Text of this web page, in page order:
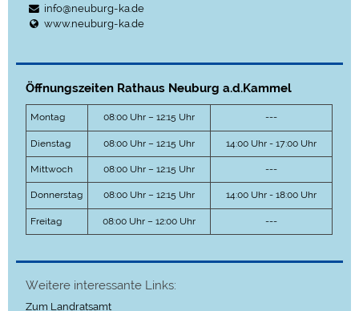
info@neuburg-ka.de
www.neuburg-ka.de
Öffnungszeiten Rathaus Neuburg a.d.Kammel
Montag 08:00 Uhr – 12:15 Uhr ---
Dienstag 08:00 Uhr – 12:15 Uhr 14:00 Uhr - 17:00 Uhr
Mittwoch 08:00 Uhr – 12:15 Uhr ---
Donnerstag 08:00 Uhr – 12:15 Uhr 14:00 Uhr - 18:00 Uhr
Freitag 08:00 Uhr – 12:00 Uhr ---
Weitere interessante Links:
Zum Landratsamt